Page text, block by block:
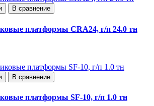
В сравнение
платформы CRA24, г/п 24.0 тн
В сравнение
платформы SF-10, г/п 1.0 тн